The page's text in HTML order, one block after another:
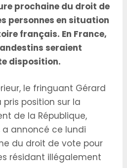
prochaine du droit de
personnes en situation
français. En France,
seraient
disposition.
le fringuant Gérard
position sur la
de la République,
a annoncé ce lundi
du droit de vote pour
résidant illégalement